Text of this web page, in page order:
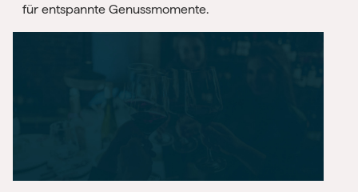
für entspannte Genussmomente.